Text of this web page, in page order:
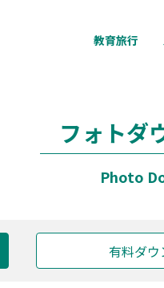
教育旅行
フォトダ
Photo
有料ダウ